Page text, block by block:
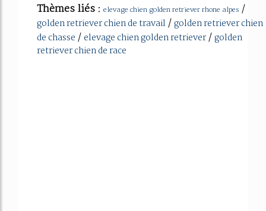
Thèmes liés : elevage chien golden retriever rhone alpes /
golden retriever chien de travail / golden retriever chien
de chasse / elevage chien golden retriever/ golden
retriever chien de race